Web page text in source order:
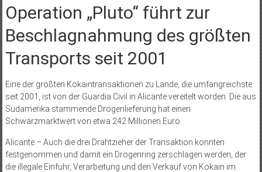
Operation „Pluto“ führt zur
Beschlagnahmung des größten
Transports seit 2001
Eine der größten Kokaintransaktionen zu Lande, die umfangreichste
seit 2001, ist von der Guardia Civil in Alicante vereitelt worden. Die aus
Südamerika stammende Drogenlieferung hat einen
Schwarzmarktwert von etwa 242 Millionen Euro.
Alicante – Auch die drei Drahtzieher der Transaktion konnten
festgenommen und damit ein Drogenring zerschlagen werden, der
die illegale Einfuhr, Verarbeitung und den Verkauf von Kokain im